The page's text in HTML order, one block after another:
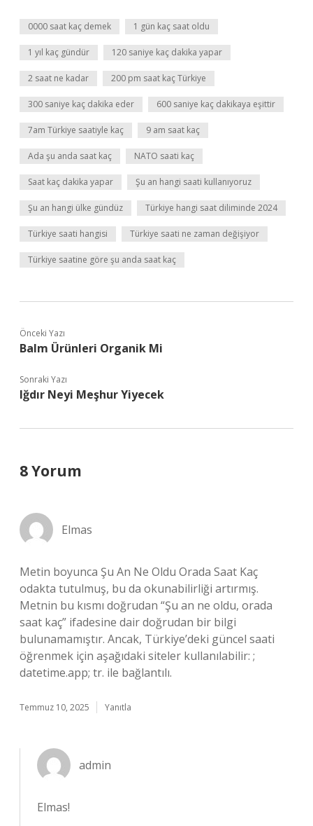
0000 saat kaç demek 1 gün kaç saat oldu
1 yıl kaç gündür 120 saniye kaç dakika yapar
2 saat ne kadar 200 pm saat kaç Türkiye
300 saniye kaç dakika eder 600 saniye kaç dakikaya eşittir
7am Türkiye saatiyle kaç 9 am saat kaç
Ada şu anda saat kaç NATO saati kaç
Saat kaç dakika yapar Şu an hangi saati kullanıyoruz
Şu an hangi ülke gündüz Türkiye hangi saat diliminde 2024
Türkiye saati hangisi Türkiye saati ne zaman değişiyor
Türkiye saatine göre şu anda saat kaç
Önceki Yazı
Balm Ürünleri Organik Mi
Sonraki Yazı
Iğdır Neyi Meşhur Yiyecek
8 Yorum
Elmas
Metin boyunca Şu An Ne Oldu Orada Saat Kaç
odakta tutulmuş, bu da okunabilirliği artırmış.
Metnin bu kısmı doğrudan “Şu an ne oldu, orada
saat kaç” ifadesine dair doğrudan bir bilgi
bulunamamıştır. Ancak, Türkiye’deki güncel saati
öğrenmek için aşağıdaki siteler kullanılabilir: ;
datetime.app; tr. ile bağlantılı.
Temmuz 10, 2025 Yanıtla
admin
Elmas!